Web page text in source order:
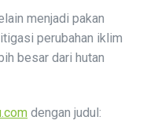
menjadi pakan
perubahan iklim
besar dari hutan
dengan judul: